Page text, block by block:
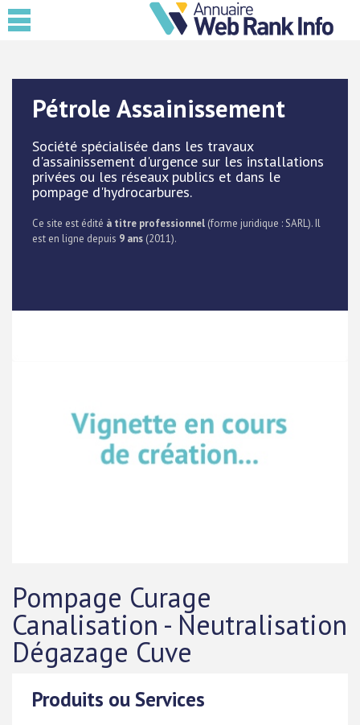
Pétrole Assainissement
Société spécialisée dans les travaux
d'assainissement d'urgence sur les installations
privées ou les réseaux publics et dans le
pompage d'hydrocarbures.
Ce site est édité à titre professionnel (forme juridique : SARL). Il
est en ligne depuis 9 ans (2011).
Pompage Curage
Canalisation - Neutralisation
Dégazage Cuve
Produits ou Services